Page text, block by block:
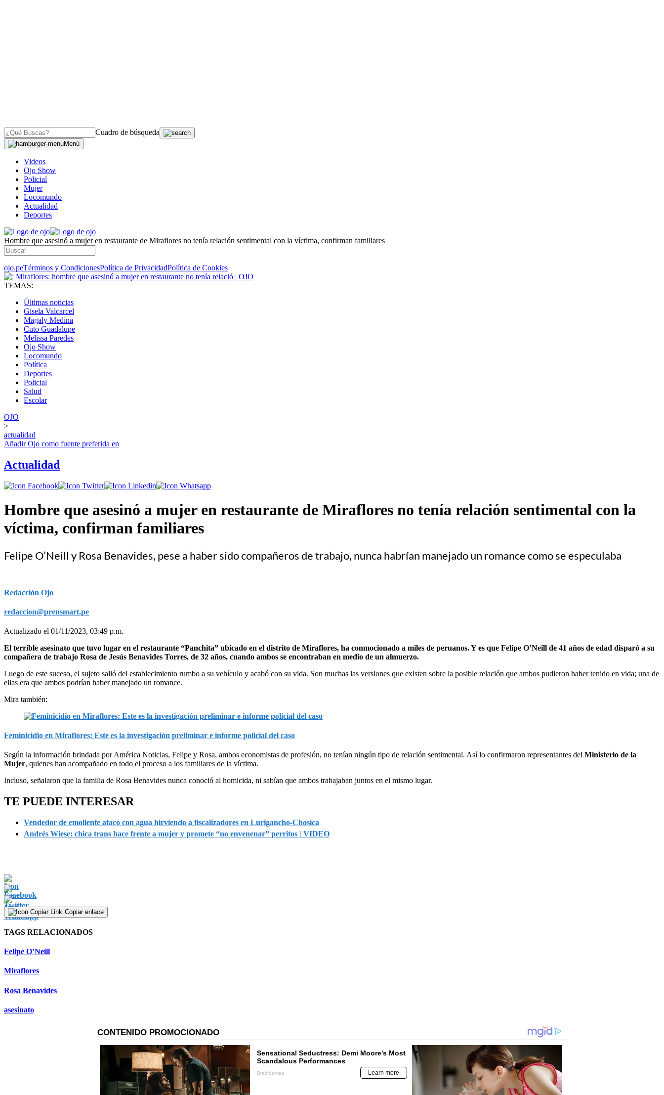
Cuadro de búsqueda
Menú
Videos
Ojo Show
Policial
Mujer
Locomundo
Actualidad
Deportes
Hombre que asesinó a mujer en restaurante de Miraflores no tenía relación sentimental con la víctima, confirman familiares
ojo.peTérminos y CondicionesPolítica de PrivacidadPolítica de Cookies
TEMAS:
Últimas noticias
Gisela Valcarcel
Magaly Medina
Cuto Guadalupe
Melissa Paredes
Ojo Show
Locomundo
Política
Deportes
Policial
Salud
Escolar
OJO
>
actualidad
AñadirOjo como fuente preferida en
Actualidad
Hombre que asesinó a mujer en restaurante de Miraflores no tenía relación sentimental con la
víctima, confirman familiares
Felipe O’Neill y Rosa Benavides, pese a haber sido compañeros de trabajo, nunca habrían manejado un romance como se especulaba
Redacción Ojo
redaccion@prensmart.pe
Actualizado el 01/11/2023, 03:49 p.m.
El terrible asesinato que tuvo lugar en el restaurante “Panchita” ubicado en el distrito de Miraflores, ha conmocionado a miles de peruanos. Y es que Felipe O’Neill de 41 años de edad disparó a su
compañera de trabajo Rosa de Jesús Benavides Torres, de 32 años, cuando ambos se encontraban en medio de un almuerzo.
Luego de este suceso, el sujeto salió del establecimiento rumbo a su vehículo y acabó con su vida. Son muchas las versiones que existen sobre la posible relación que ambos pudieron haber tenido en vida; una de
ellas era que ambos podrían haber manejado un romance.
Mira también:
Feminicidio en Miraflores: Este es la investigación preliminar e informe policial del caso
Según la información brindada por América Noticias, Felipe y Rosa, ambos economistas de profesión, no tenían ningún tipo de relación sentimental. Así lo confirmaron representantes del Ministerio de la
Mujer, quienes han acompañado en todo el proceso a los familiares de la víctima.
Incluso, señalaron que la familia de Rosa Benavides nunca conoció al homicida, ni sabían que ambos trabajaban juntos en el mismo lugar.
TE PUEDE INTERESAR
Vendedor de emoliente atacó con agua hirviendo a fiscalizadores en Lurigancho-Chosica
Andrés Wiese: chica trans hace frente a mujer y promete “no envenenar” perritos | VIDEO
Copiar enlace
TAGS RELACIONADOS
Felipe O’Neill
Miraflores
Rosa Benavides
asesinato